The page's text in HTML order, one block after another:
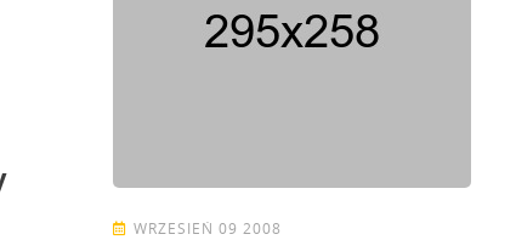
WRZESIEŃ 09 2008